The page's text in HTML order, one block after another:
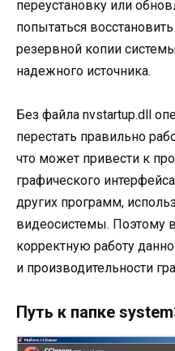
переустановку или
попытаться
резервной копии
надежного источника.
Без файла nvstartup.dll
перестать правильно
что может привести к
графического
других программ,
видеосистемы. Поэтому
корректную работу
и производительности
Путь к папке